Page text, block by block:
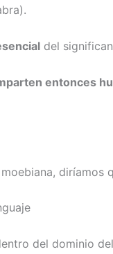
del
entonces
diríamos
del dominio